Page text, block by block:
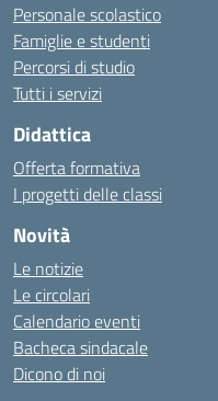
Personale scolastico
Famiglie e studenti
Percorsi di studio
Tutti i servizi
Didattica
Offerta formativa
I progetti delle classi
Novità
Le notizie
Le circolari
Calendario eventi
Bacheca sindacale
Dicono di noi